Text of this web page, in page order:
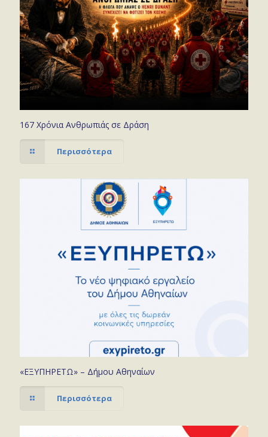
167 Χρόνια Ανθρωπιάς σε Δράση
Περισσότερα
«ΕΞΥΠΗΡΕΤΩ» – Δήμου Αθηναίων
Περισσότερα